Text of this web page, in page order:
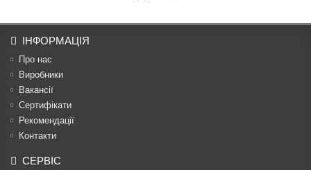
ІНФОРМАЦІЯ
Про нас
Виробники
Вакансії
Сертифікати
Рекомендації
Контакти
СЕРВІС